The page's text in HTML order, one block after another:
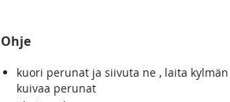
Ohje
kuori perunat ja siivuta ne , laita
kuivaa perunat